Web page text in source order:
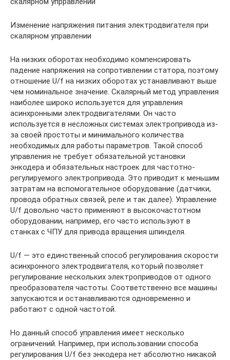
Изменение напряжения питания электродвигателя при
скалярном управлении
На низких оборотах необходимо компенсировать
падение напряжения на сопротивлении статора, поэтому
отношение U/f на низких оборотах устанавливают выше
чем номинальное значение. Скалярный метод управления
наиболее широко используется для управления
асинхронными электродвигателями. Он часто
используется в несложных системах электропривода из-
за своей простоты и минимального количества
необходимых для работы параметров. Такой способ
управления не требует обязательной установки
энкодера и обязательных настроек для частотно-
регулируемого электропривода. Это приводит к меньшим
затратам на вспомогательное оборудование (датчики,
провода обратных связей, реле и так далее). Управление
U/f довольно часто применяют в высокочастотном
оборудовании, например, его часто используют в
станках с ЧПУ для привода вращения шпинделя.
U/f — это единственный способ регулирования скорости
асинхронного электродвигателя, который позволяет
регулирование нескольких электроприводов от одного
преобразователя частоты. Соответственно все машины
запускаются и останавливаются одновременно и
работают с одной частотой.
Но данный способ управления имеет несколько
ограничений. Например, при использовании способа
регулирования U/f без энкодера нет абсолютно никакой